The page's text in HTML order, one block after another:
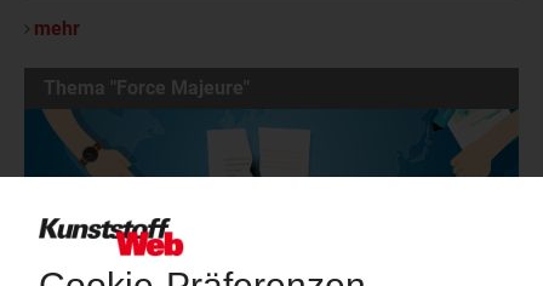
mehr
Thema "Force Majeure"